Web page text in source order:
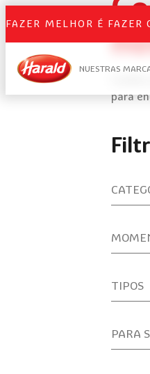
FAZER MELHOR É FAZER
NUESTRAS
para
TIPOS
PARA